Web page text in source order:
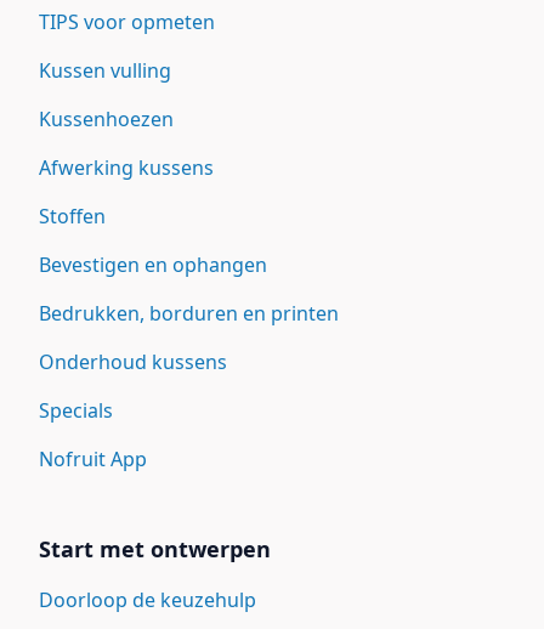
TIPS voor opmeten
Kussen vulling
Kussenhoezen
Afwerking kussens
Stoffen
Bevestigen en ophangen
Bedrukken, borduren en printen
Onderhoud kussens
Specials
Nofruit App
Start met ontwerpen
Doorloop de keuzehulp